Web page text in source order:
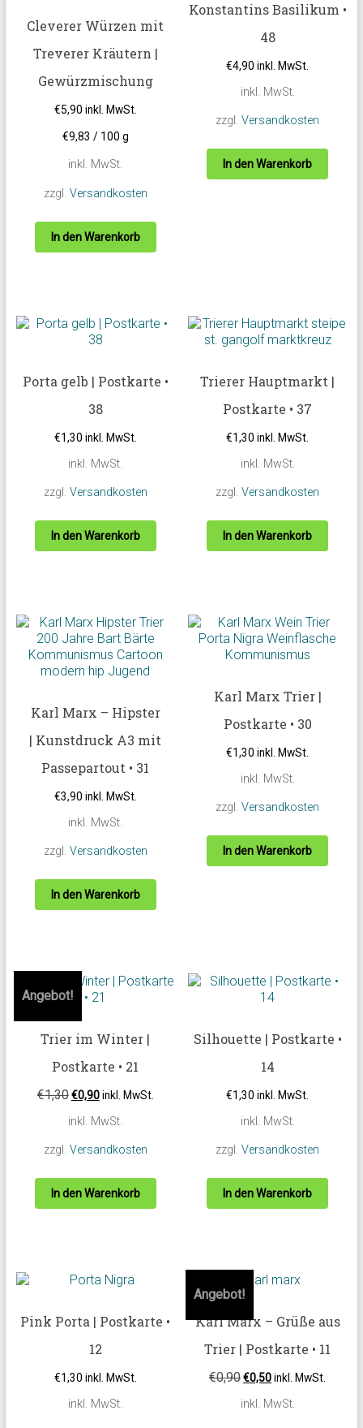
Cleverer Würzen mit
Treverer Kräutern |
Gewürzmischung
€5,90 inkl. MwSt.
€9,83 / 100 g
inkl. MwSt.
zzgl. Versandkosten
In den Warenkorb
Konstantins Basilikum •
48
€4,90 inkl. MwSt.
inkl. MwSt.
zzgl.Versandkosten
In den Warenkorb
Porta gelb | Postkarte •
38
€1,30 inkl. MwSt.
inkl. MwSt.
zzgl. Versandkosten
In den Warenkorb
Trierer Hauptmarkt |
Postkarte • 37
€1,30 inkl. MwSt.
inkl. MwSt.
zzgl.Versandkosten
In den Warenkorb
Karl Marx – Hipster
| Kunstdruck A3 mit
Passepartout • 31
€3,90 inkl. MwSt.
inkl. MwSt.
zzgl. Versandkosten
In den Warenkorb
Karl Marx Trier |
Postkarte • 30
€1,30 inkl. MwSt.
inkl. MwSt.
zzgl.Versandkosten
In den Warenkorb
Angebot!
Trier im Winter |
Postkarte • 21
€1,30 €0,90 inkl. MwSt.
inkl. MwSt.
zzgl. Versandkosten
In den Warenkorb
Silhouette | Postkarte •
14
€1,30 inkl. MwSt.
inkl. MwSt.
zzgl.Versandkosten
In den Warenkorb
Pink Porta | Postkarte •
12
€1,30 inkl. MwSt.
inkl. MwSt.
Angebot!
Karl Marx – Grüße aus
Trier | Postkarte • 11
€0,90€0,50inkl. MwSt.
inkl. MwSt.